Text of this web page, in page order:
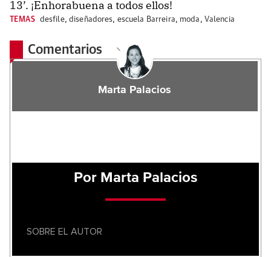
13’. ¡Enhorabuena a todos ellos!
TEMAS desfile, diseñadores, escuela Barreira, moda , Valencia
Comentarios
Marta Palacios
Por Marta Palacios
SOBRE EL AUTOR